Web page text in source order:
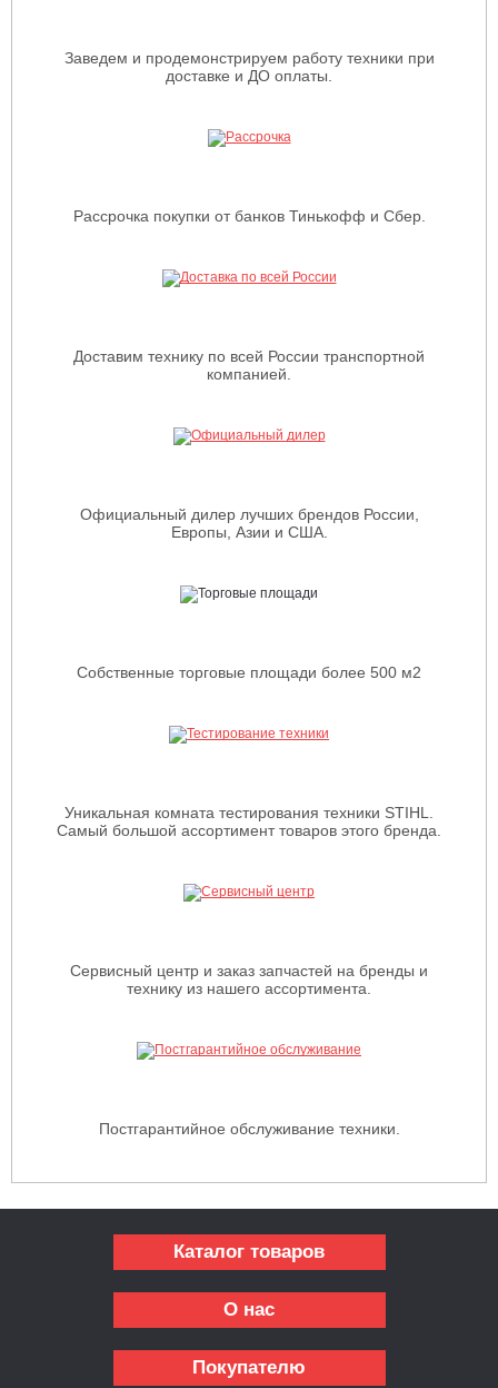
Заведем и продемонстрируем работу техники при
доставке и ДО оплаты.
Рассрочка покупки от банков Тинькофф и Сбер.
Доставим технику по всей России транспортной
компанией.
Официальный дилер лучших брендов России,
Европы, Азии и США.
Собственные торговые площади более 500 м2
Уникальная комната тестирования техники STIHL.
Самый большой ассортимент товаров этого бренда.
Сервисный центр и заказ запчастей на бренды и
технику из нашего ассортимента.
Постгарантийное обслуживание техники.
Каталог товаров
О нас
Покупателю